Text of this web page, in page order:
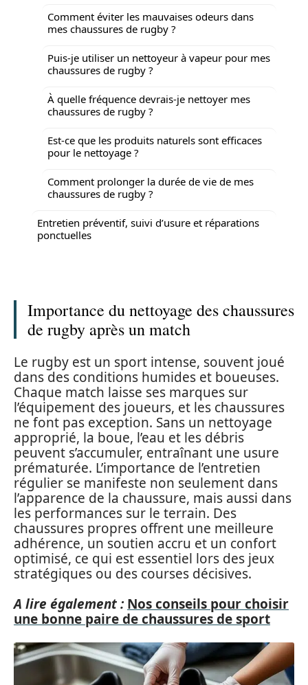
Comment éviter les mauvaises odeurs dans
mes chaussures de rugby ?
Puis-je utiliser un nettoyeur à vapeur pour mes
chaussures de rugby ?
À quelle fréquence devrais-je nettoyer mes
chaussures de rugby ?
Est-ce que les produits naturels sont efficaces
pour le nettoyage ?
Comment prolonger la durée de vie de mes
chaussures de rugby ?
Entretien préventif, suivi d’usure et réparations
ponctuelles
Importance du nettoyage des chaussures
de rugby après un match
Le rugby est un sport intense, souvent joué
dans des conditions humides et boueuses.
Chaque match laisse ses marques sur
l’équipement des joueurs, et les chaussures
ne font pas exception. Sans un nettoyage
approprié, la boue, l’eau et les débris
peuvent s’accumuler, entraînant une usure
prématurée. L’importance de l’entretien
régulier se manifeste non seulement dans
l’apparence de la chaussure, mais aussi dans
les performances sur le terrain. Des
chaussures propres offrent une meilleure
adhérence, un soutien accru et un confort
optimisé, ce qui est essentiel lors des jeux
stratégiques ou des courses décisives.
A lire également : Nos conseils pour choisir
une bonne paire de chaussures de sport